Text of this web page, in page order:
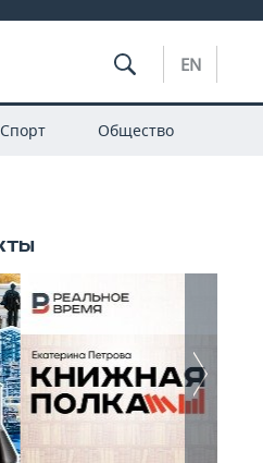
EN
Спорт Общество